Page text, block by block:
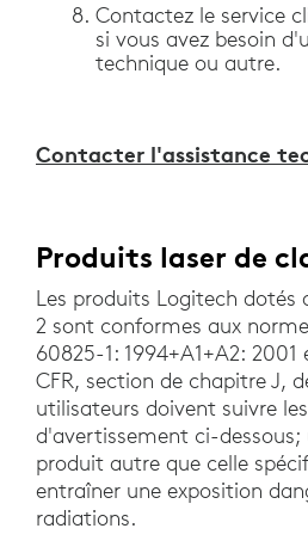
Contactez le service
si vous avez besoin
technique ou autre.
Contacter l'assistance
Produits laser de
Les produits Logitech dotés
2 sont conformes aux
60825-1: 1994+A1+A2: 2001
CFR, section de chapitre J,
utilisateurs doivent suivre
d'avertissement ci-
produit autre que celle
entraîner une exposition
radiations.